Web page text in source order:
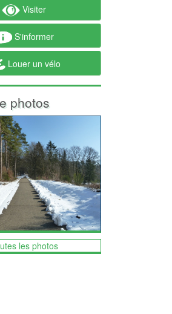
Visiter
S'informer
Louer un vélo
photos
les photos